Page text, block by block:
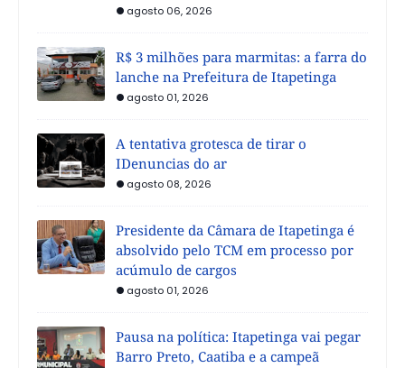
agosto 06, 2026
R$ 3 milhões para marmitas: a farra do
lanche na Prefeitura de Itapetinga
agosto 01, 2026
A tentativa grotesca de tirar o
IDenuncias do ar
agosto 08, 2026
Presidente da Câmara de Itapetinga é
absolvido pelo TCM em processo por
acúmulo de cargos
agosto 01, 2026
Pausa na política: Itapetinga vai pegar
Barro Preto, Caatiba e a campeã